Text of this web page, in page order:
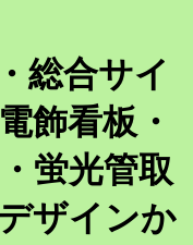
総合サイ
飾看板・
蛍光管取
ザインか